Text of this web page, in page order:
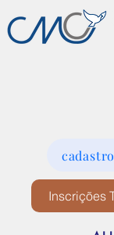
Inscrições